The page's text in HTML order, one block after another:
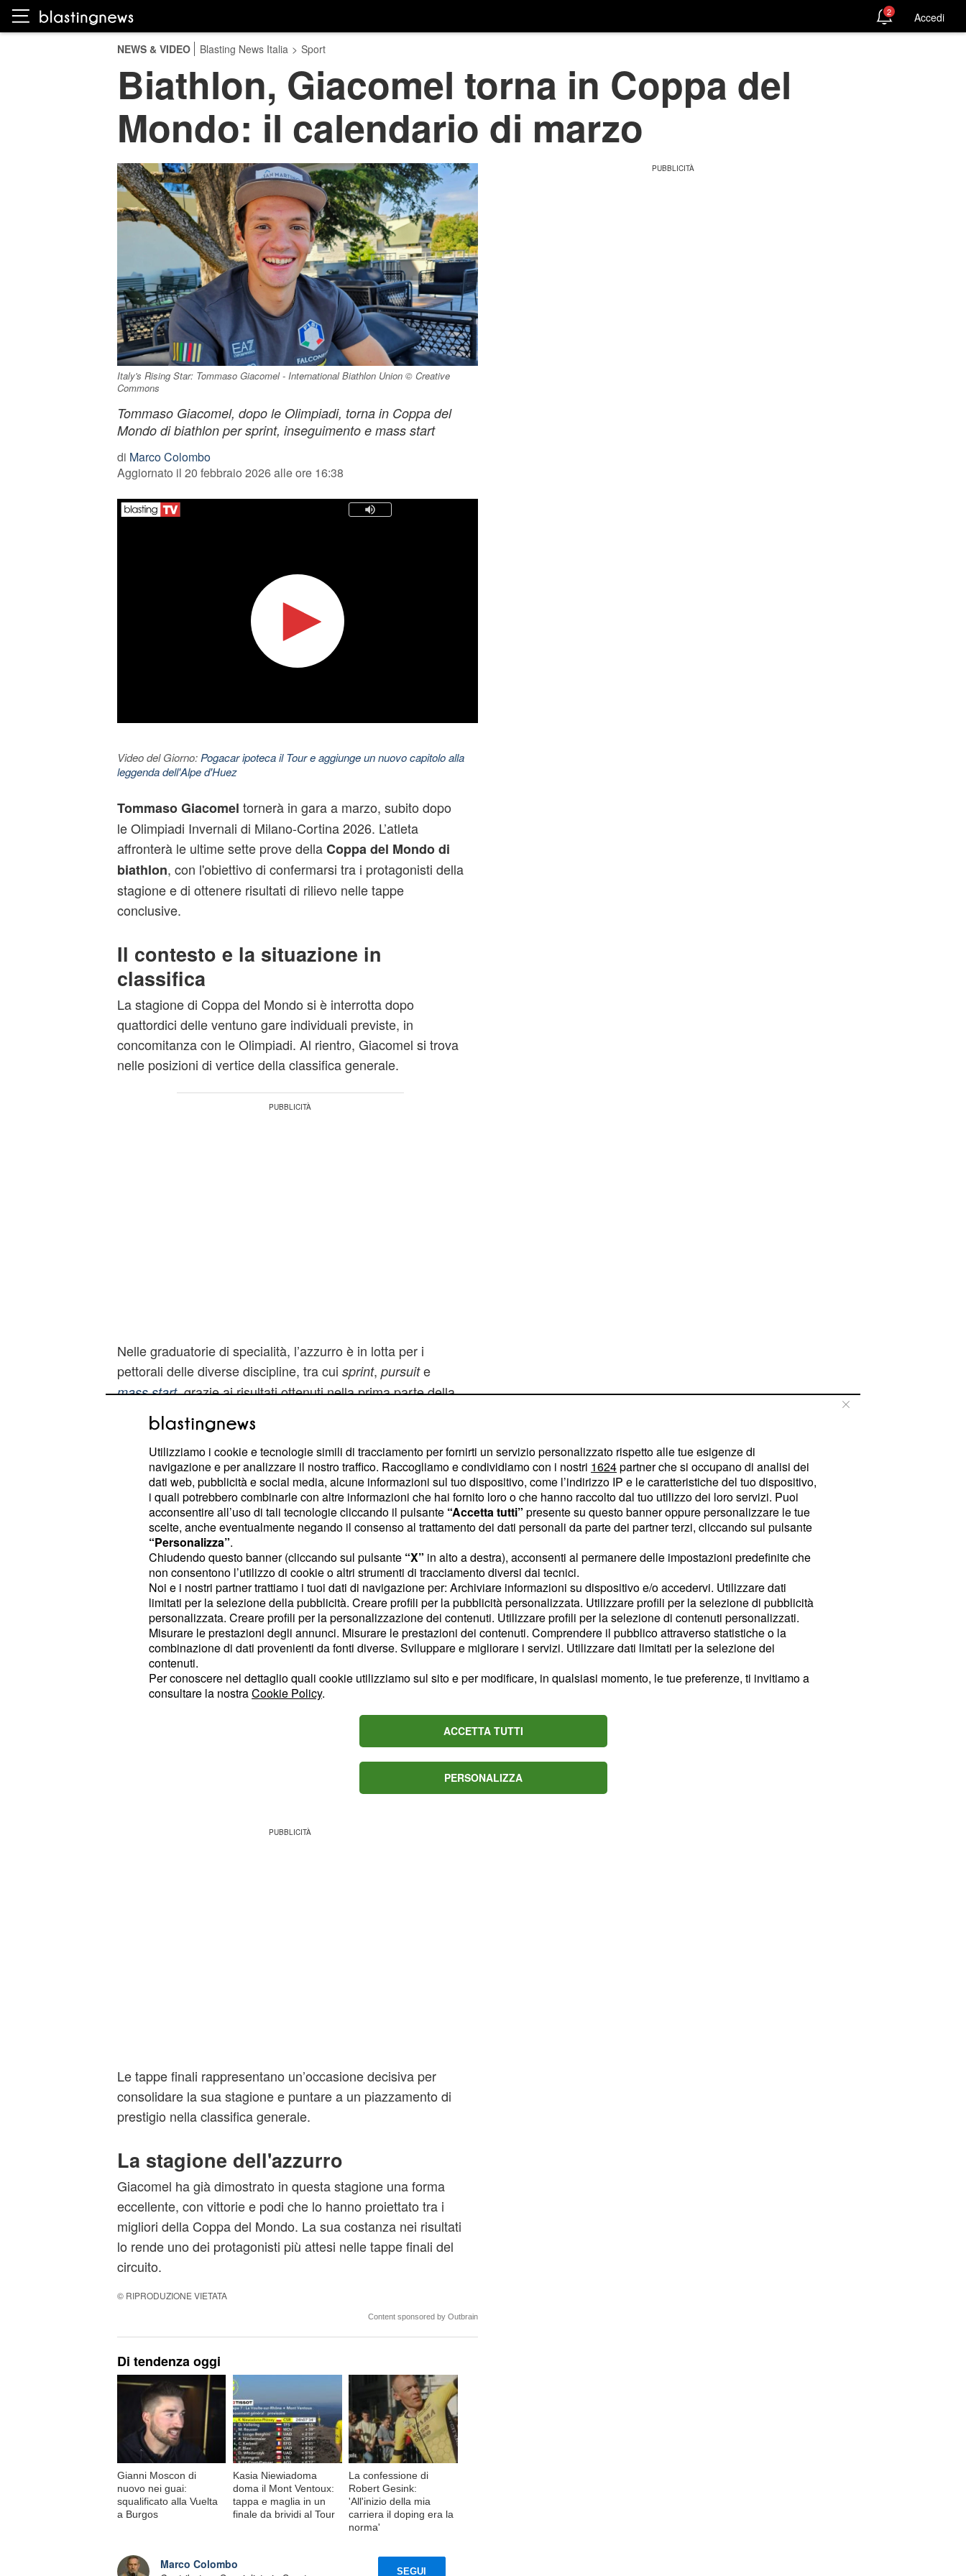
2 Accedi
NEWS & VIDEO Blasting News Italia > Sport
Biathlon, Giacomel torna in Coppa del
Mondo: il calendario di marzo
Italy's Rising Star: Tommaso Giacomel - International Biathlon Union © Creative
Commons
Tommaso Giacomel, dopo le Olimpiadi, torna in Coppa del
Mondo di biathlon per sprint, inseguimento e mass start
di Marco Colombo
Aggiornato il 20 febbraio 2026 alle ore 16:38
Video del Giorno: Pogacar ipoteca il Tour e aggiunge un nuovo capitolo alla
leggenda dell'Alpe d'Huez
Tommaso Giacomel tornerà in gara a marzo, subito dopo
le Olimpiadi Invernali di Milano‑Cortina 2026. L’atleta
affronterà le ultime sette prove dellaCoppa del Mondo di
biathlon, con l'obiettivo di confermarsi tra i protagonisti della
stagione e di ottenere risultati di rilievo nelle tappe
conclusive.
Il contesto e la situazione in
classifica
La stagione di Coppa del Mondo si è interrotta dopo
quattordici delle ventuno gare individuali previste, in
concomitanza con le Olimpiadi. Al rientro, Giacomel si trova
nelle posizioni di vertice della classifica generale.
Nelle graduatorie di specialità, l’azzurro è in lotta per i
pettorali delle diverse discipline, tra cui sprint, pursuite
mass start, grazie ai risultati ottenuti nella prima parte della
stagione.
Il calendario delle ultime tappe
Il programma prevede tre tappe consecutive:
Kontiolahti (Finlandia): venerdì 6 marzo (20 km
individuale maschile) e domenica 8 marzo (15 km mass
start maschile).
Otepää (Estonia): giovedì 12 marzo (10 km sprint
maschile) e sabato 14 marzo (12,5 km pursuit maschile).
Oslo Holmenkollen (Norvegia): venerdì 20 marzo (10
km sprint maschile), sabato 21 marzo (12,5 km pursuit
maschile) e domenica 22 marzo (15 km mass start
maschile).
Giacomel dovrà massimizzare il suo rendimento nelle ultime
sette gare, sfruttando le sue solide posizioni nelle varie
Le tappe finali rappresentano un’occasione decisiva per
consolidare la sua stagione e puntare a un piazzamento di
prestigio nella classifica generale.
La stagione dell'azzurro
Giacomel ha già dimostrato in questa stagione una forma
eccellente, con vittorie e podi che lo hanno proiettato tra i
migliori della Coppa del Mondo. La sua costanza nei risultati
lo rende uno dei protagonisti più attesi nelle tappe finali del
circuito.
© RIPRODUZIONE VIETATA
Content sponsored by Outbrain
Di tendenza oggi
Gianni Moscon di
nuovo nei guai:
squalificato alla Vuelta
a Burgos
Kasia Niewiadoma
doma il Mont Ventoux:
tappa e maglia in un
finale da brividi al Tour
La confessione di
Robert Gesink:
'All'inizio della mia
carriera il doping era la
norma'
Marco Colombo
SEGUI
Utilizziamo i cookie e tecnologie simili di tracciamento per fornirti un servizio personalizzato rispetto alle tue esigenze di
navigazione e per analizzare il nostro traffico. Raccogliamo e condividiamo con i nostri 1624partner che si occupano di analisi dei
dati web, pubblicità e social media, alcune informazioni sul tuo dispositivo, come l’indirizzo IP e le caratteristiche del tuo dispositivo,
i quali potrebbero combinarle con altre informazioni che hai fornito loro o che hanno raccolto dal tuo utilizzo dei loro servizi. Puoi
acconsentire all’uso di tali tecnologie cliccando il pulsante “Accetta tutti” presente su questo banner oppure personalizzare le tue
scelte, anche eventualmente negando il consenso al trattamento dei dati personali da parte dei partner terzi, cliccando sul pulsante
“Personalizza”.
Chiudendo questo banner (cliccando sul pulsante “X” in alto a destra), acconsenti al permanere delle impostazioni predefinite che
non consentono l’utilizzo di cookie o altri strumenti di tracciamento diversi dai tecnici.
Noi e i nostri partner trattiamo i tuoi dati di navigazione per: Archiviare informazioni su dispositivo e/o accedervi. Utilizzare dati
limitati per la selezione della pubblicità. Creare profili per la pubblicità personalizzata. Utilizzare profili per la selezione di pubblicità
personalizzata. Creare profili per la personalizzazione dei contenuti. Utilizzare profili per la selezione di contenuti personalizzati.
Misurare le prestazioni degli annunci. Misurare le prestazioni dei contenuti. Comprendere il pubblico attraverso statistiche o la
combinazione di dati provenienti da fonti diverse. Sviluppare e migliorare i servizi. Utilizzare dati limitati per la selezione dei
contenuti.
Per conoscere nel dettaglio quali cookie utilizziamo sul sito e per modificare, in qualsiasi momento, le tue preferenze, ti invitiamo a
consultare la nostraCookie Policy.
ACCETTA TUTTI
PERSONALIZZA